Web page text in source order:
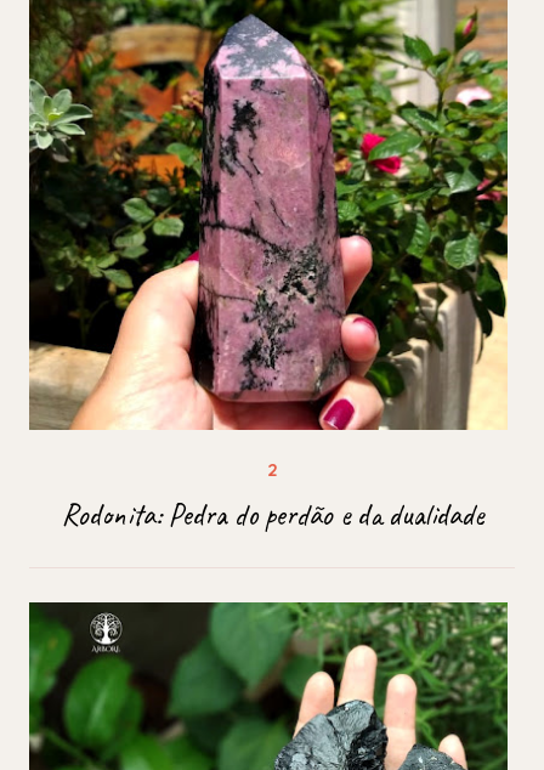
Rodonita: Pedra do perdão e da dualidade